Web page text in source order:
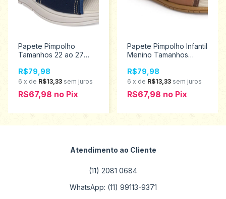
Papete Pimpolho
Tamanhos 22 ao 27
R$79,98
6 x de R$13,33 sem juros
R$67,98 no Pix
Papete Pimpolho Infantil
Menino Tamanhos
R$79,98
6 x de R$13,33 sem juros
R$67,98 no Pix
Atendimento ao Cliente
(11) 2081 0684
WhatsApp: (11) 99113-9371